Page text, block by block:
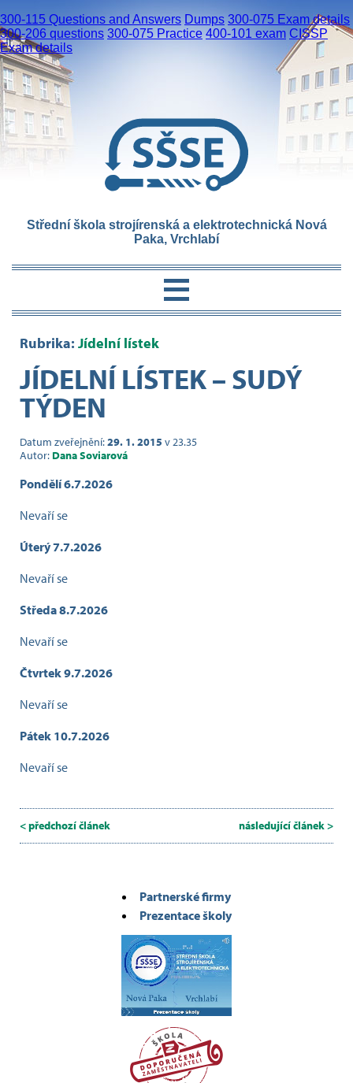
300-115 Questions and Answers Dumps 300-075 Exam details
300-206 questions 300-075 Practice 400-101 exam CISSP
Exam details
Střední škola strojírenská a elektrotechnická Nová
Paka, Vrchlabí
Rubrika: Jídelní lístek
JÍDELNÍ LÍSTEK – SUDÝ
TÝDEN
Datum zveřejnění:29. 1. 2015 v 23.35
Autor: Dana Soviarová
Pondělí 6.7.2026
Nevaří se
Úterý 7.7.2026
Nevaří se
Středa 8.7.2026
Nevaří se
Čtvrtek 9.7.2026
Nevaří se
Pátek 10.7.2026
Nevaří se
< předchozí článek následující článek >
Partnerské firmy
Prezentace školy